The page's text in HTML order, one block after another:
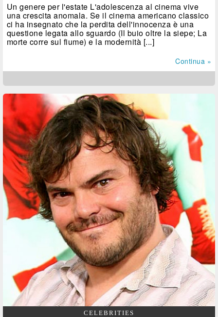
Un genere per l'estate L'adolescenza al cinema vive
una crescita anomala. Se il cinema americano classico
ci ha insegnato che la perdita dell'innocenza è una
questione legata allo sguardo (Il buio oltre la siepe; La
morte corre sul fiume) e la modernità [...]
Continua »
CELEBRITIES